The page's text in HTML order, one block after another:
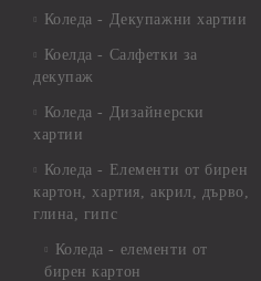
Коледа - Декупажни хартии
Коелда - Салфетки за
декупаж
Коледа - Дизайнерски
хартии
Коледа - Eлементи от бирен
картон, хартия, акрил, дърво,
глина, гипс
Коледа - елементи от
бирен картон